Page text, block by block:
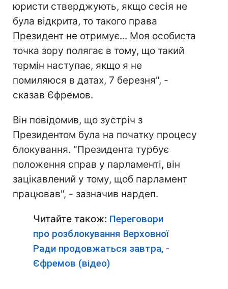
юристи стверджують, якщо сесія не
була відкрита, то такого права
Президент не отримує... Моя особиста
точка зору полягає в тому, що такий
термін наступає, якщо я не
помиляюся в датах, 7 березня", -
сказав Єфремов.
Він повідомив, що зустріч з
Президентом була на початку процесу
блокування. "Президента турбує
положення справ у парламенті, він
зацікавлений у тому, щоб парламент
працював", - зазначив нардеп.
Читайте також: Переговори
про розблокування Верховної
Ради продовжаться завтра, -
Єфремов (відео)